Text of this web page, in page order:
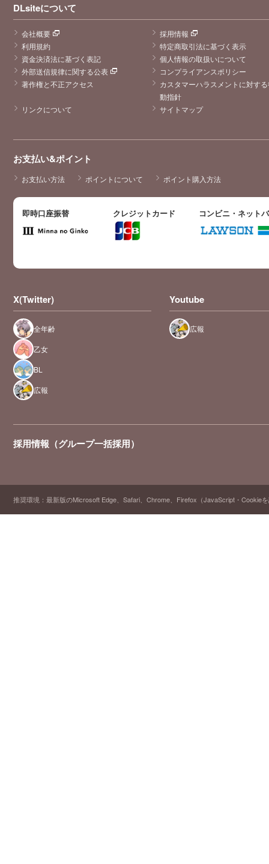
DLsiteについて
会社概要
採用情報
利用規約
特定商取引法に基づく表示
資金決済法に基づく表記
個人情報の取扱いについて
外部送信規律に関する公表
コンプライアンスポリシー
著作権と不正アクセス
カスタマーハラスメントに対す
動指針
リンクについて
サイトマップ
お支払い&ポイント
お支払い方法 ポイントについて ポイント購入方法
即時口座振替 クレジットカード コンビニ・ネット
X(Twitter)
全年齢
乙女
BL
広報
Youtube
広報
採用情報（グループ一括採用）
推奨環境：最新版のMicrosoft Edge、Safari、Chrome、Firefox（JavaScript・Cookie